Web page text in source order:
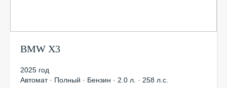
BMW X3
2025 год
Автомат · Полный · Бензин · 2.0 л. · 258 л.с.